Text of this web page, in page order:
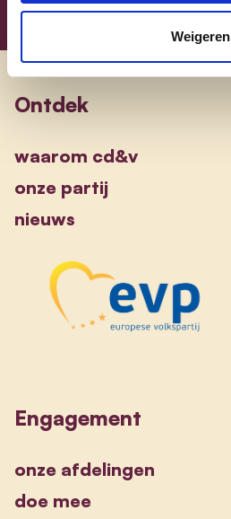
Weigeren
Ontdek
waarom cd&v
onze partij
nieuws
Engagement
onze afdelingen
doe mee